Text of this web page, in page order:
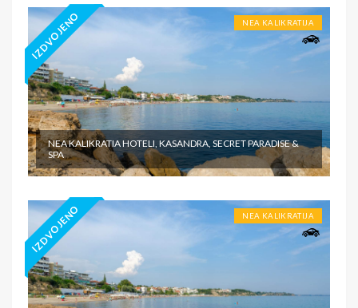
IZDVOJENO NEA KALIKRATIJA
NEA KALIKRATIA HOTELI, KASANDRA, SECRET PARADISE &
SPA
IZDVOJENO NEA KALIKRATIJA